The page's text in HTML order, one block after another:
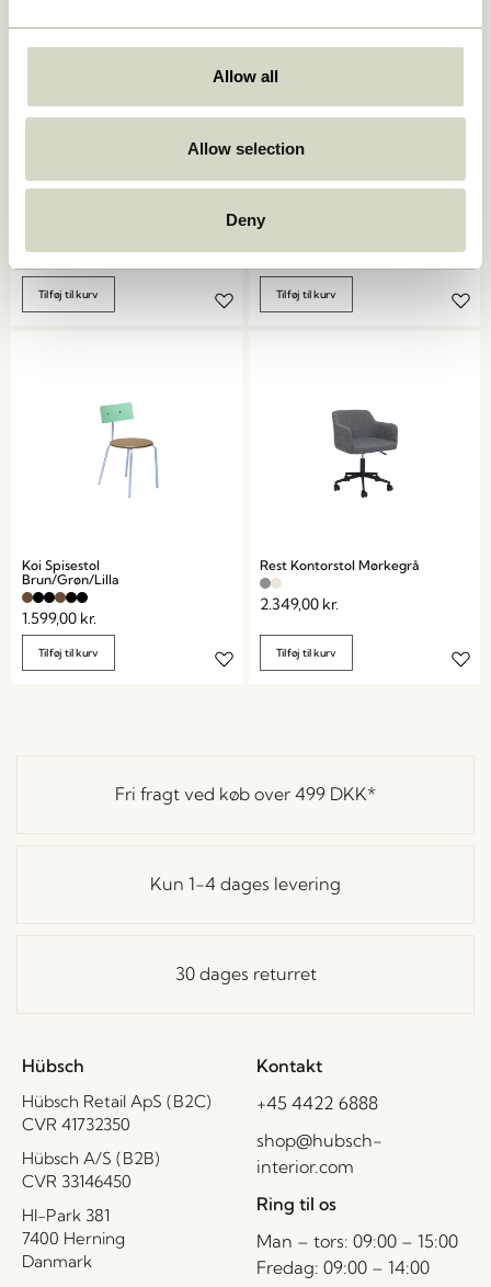
Allow all
Allow selection
Deny
Tilføj til kurv
Arch Spisestol Sort
Tilføj til kurv
Koi Spisestol
Brun/Grøn/Lilla
1.599,00 kr.
Tilføj til kurv
Rest Kontorstol Mørkegrå
2.349,00 kr.
Tilføj til kurv
Fri fragt ved køb over 499 DKK*
Kun 1-4 dages levering
30 dages returret
Hübsch
Hübsch Retail ApS (B2C)
CVR 41732350
Hübsch A/S (B2B)
CVR 33146450
HI-Park 381
7400 Herning
Danmark
Kontakt
+45 4422 6888
shop@hubsch-
interior.com
Ring til os
Man – tors: 09:00 – 15:00
Fredag: 09:00 – 14:00